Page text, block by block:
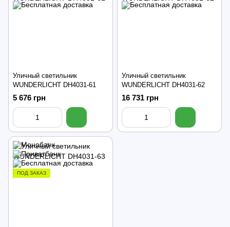
Уличный светильник
WUNDERLICHT DH4031-61
5 676 грн
Уличный светильник
WUNDERLICHT DH4031-62
16 731 грн
ПОД ЗАКАЗ